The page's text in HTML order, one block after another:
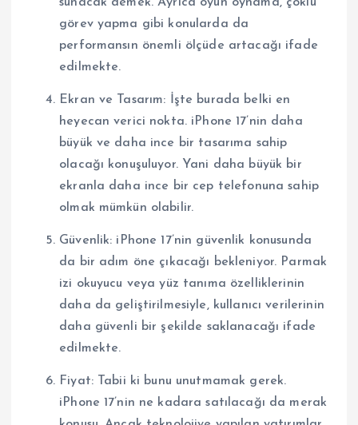
görev yapma gibi konularda da
performansın önemli ölçüde artacağı ifade
edilmekte.
Ekran ve Tasarım: İşte burada belki en
heyecan verici nokta. iPhone 17’nin daha
büyük ve daha ince bir tasarıma sahip
olacağı konuşuluyor. Yani daha büyük bir
ekranla daha ince bir cep telefonuna sahip
olmak mümkün olabilir.
Güvenlik: iPhone 17’nin güvenlik konusunda
da bir adım öne çıkacağı bekleniyor. Parmak
izi okuyucu veya yüz tanıma özelliklerinin
daha da geliştirilmesiyle, kullanıcı verilerinin
daha güvenli bir şekilde saklanacağı ifade
edilmekte.
Fiyat: Tabii ki bunu unutmamak gerek.
iPhone 17’nin ne kadara satılacağı da merak